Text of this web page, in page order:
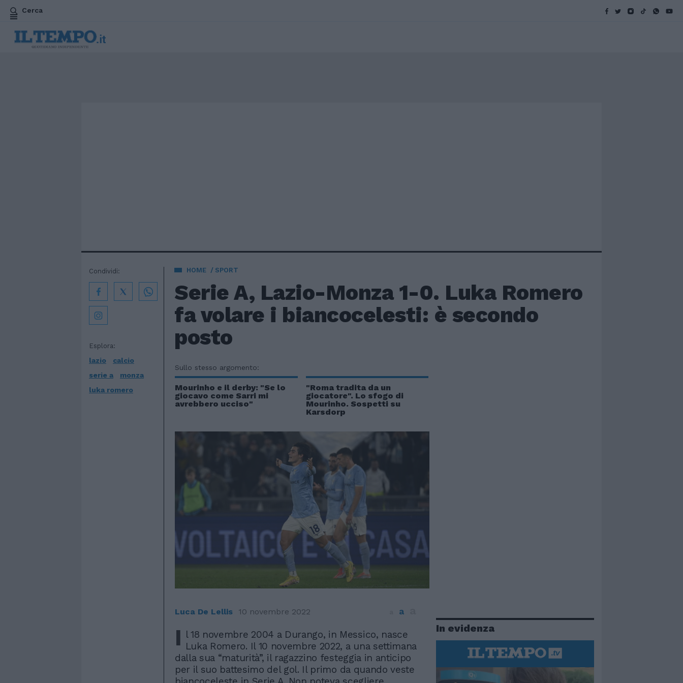
Cerca
HOME SPORT
Serie A, Lazio-Monza 1-0. Luka Romero
fa volare i biancocelesti: è secondo
posto
Esplora:
lazio
calcio
serie a
monza
luka romero
Condividi:
Sullo stesso argomento:
Mourinho e il derby: "Se lo
giocavo come Sarri mi
avrebbero ucciso"
"Roma tradita da un
giocatore". Lo sfogo di
Mourinho. Sospetti su
Karsdorp
Luca De Lellis 10 novembre 2022 a
I l 18 novembre 2004 a Durango, in Messico, nasce
Luka Romero. Il 10 novembre 2022, a una settimana
dalla sua “maturità”, il ragazzino festeggia in anticipo
per il suo battesimo del gol. Il primo da quando veste
In evidenza